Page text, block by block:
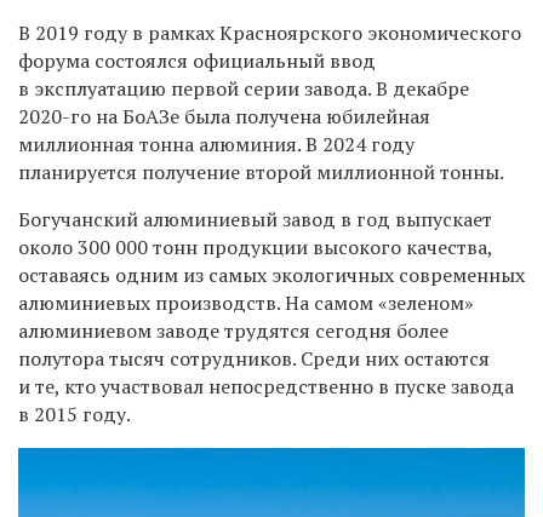
В 2019 году в рамках Красноярского экономического
форума состоялся официальный ввод
в эксплуатацию первой серии завода. В декабре
2020-го на БоАЗе была получена юбилейная
миллионная тонна алюминия. В 2024 году
планируется получение второй миллионной тонны.
Богучанский алюминиевый завод в год выпускает
около 300 000 тонн продукции высокого качества,
оставаясь одним из самых экологичных современных
алюминиевых производств. На самом «зеленом»
алюминиевом заводе трудятся сегодня более
полутора тысяч сотрудников. Среди них остаются
и те, кто участвовал непосредственно в пуске завода
в 2015 году.